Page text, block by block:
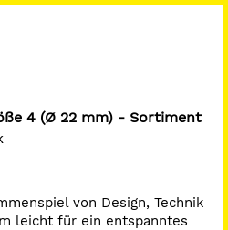
4 (Ø 22 mm) - Sortiment
von Design, Technik
leicht für ein entspanntes